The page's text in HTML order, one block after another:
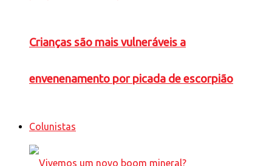
Crianças são mais vulneráveis a
envenenamento por picada de escorpião
Colunistas